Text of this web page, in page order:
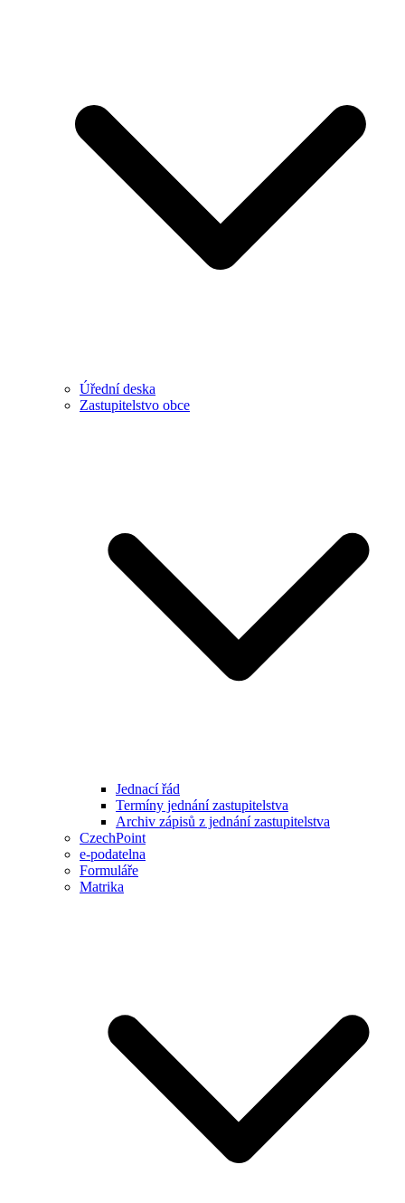
Úřední deska
Zastupitelstvo obce
Jednací řád
Termíny jednání zastupitelstva
Archiv zápisů z jednání zastupitelstva
CzechPoint
e-podatelna
Formuláře
Matrika